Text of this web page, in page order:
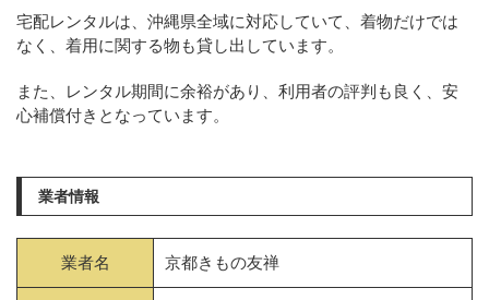
宅配レンタルは、沖縄県全域に対応していて、着物だけでは
なく、着用に関する物も貸し出しています。
また、レンタル期間に余裕があり、利用者の評判も良く、安
心補償付きとなっています。
業者情報
業者名 京都きもの友禅